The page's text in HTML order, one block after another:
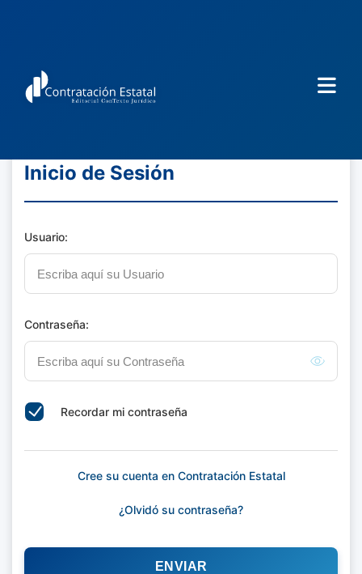
Inicio de Sesión
Usuario:
Contraseña:
Recordar mi contraseña
Cree su cuenta en Contratación Estatal
¿Olvidó su contraseña?